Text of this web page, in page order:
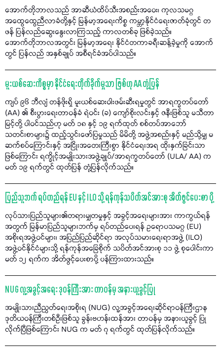
အောက်တိုဘာလသည် အာဆီယံထိပ်သီးအစည်းအဝေး၊ ကုလသမဂ္ဂ
အထွေထွေညီလာခံတို့နှင့် မြန်မာ့အရေးကိစ္စ ကမ္ဘာ့နိုင်ငံရေးဇာတ်ခုံတွင် တ
ဖန် ပြန်လည်ဆွေးနွေးလာကြသည့် ကာလတစ်ခု ဖြစ်ခဲ့သည်။
အောက်တိုဘာလအတွင်း မြန်မာ့အရေး နိုင်ငံတကာခရီးဆန့်ခဲ့မှုကို အောက်
တွင် ပြန်လည် အနှစ်ချုပ် အစီရင်ခံအပ်ပါသည်။
မူးယစ်ဆေးကိစ္စမှာ နိုင်ငံရေးတိုက်ခိုက်မှုသာ ဖြစ်ဟု AA တုံ့ပြန်
ကျပ် ၉၆ ဘီလျံ တန်ဖိုးရှိ မူးယစ်ဆေးဝါးဖမ်းဆီးရမှုတွင် အာရက္ခတပ်တော်
(AA) ၏ စီးပွားရေးတာဝန်ခံ ရဲဝင်း (ခ) ကျော်စိုးလင်းနှင့် ဇနီးဖြစ်သူ မသီတာ
မြင့်တို့ ပါဝင်သည်ဟု မတ် ၁၈ နှင့် ၁၉ ရက်ထုတ် စစ်တပ်အာဘော်
သတင်းစာများ၌ ထည့်သွင်းဖော်ပြမှုသည် မိမိတို့ အဖွဲ့အစည်းနှင့် မည်သို့မျှ မ
ဆက်စပ်ကြောင်းနှင့် အငြိုးအတေးကြီးစွာ နိုင်ငံရေးအရ ထိုးနှက်ခြင်းသာ
ဖြစ်ကြောင်း ရက္ခိုင့်အမျိုးသားအဖွဲ့ချုပ်/အာရက္ခတပ်တော် (ULA/ AA) က
မတ် ၁၉ ရက်တွင် ထုတ်ပြန် တုံ့ပြန်လိုက်သည်။
ပြည်သူဘက် ရပ်တည်ရန် EU နှင့် ILO သို့ ရန်ကုန်သပိတ်အင်အားစု အိတ်ဖွင်ပေးစာ ပို့
လုပ်သားပြည်သူများ၏တရားမျှတမှုနှင့် အခွင့်အရေးများအား ကာကွယ်ရန်
အတွက် မြန်မာပြည်သူများဘက်မှ ရပ်တည်ပေးရန် ဥရောပသမဂ္ဂ (EU)
အစိုးရအဖွဲ့ဝင်များ၊ အပြည်ပြည်ဆိုင်ရာ အလုပ်သမားရေးရာအဖွဲ့ (ILO)
အဖွဲ့ဝင်နိုင်ငံများသို့ ရန်ကုန်အခြေစိုက် သပိတ်အင်အားစု ၁၁ ဖွဲ့ စုပေါင်းကာ
မတ် ၁၂ ရက်က အိတ်ဖွင့်ပေးစာပို့ ပန်ကြားထားသည်။
NUG လူ့အခွင့်အရေး ဒုဝန်ကြီးအား တာဝန်မှ အနားယူခွင့်ပြု
အမျိုးသားညီညွတ်ရေးအစိုးရ (NUG) လူ့အခွင့်အရေးဆိုင်ရာဝန်ကြီးဌာန
ဒုတိယဝန်ကြီးတစ်ဦးဖြစ်သူ ခွန်းဗဟန်းထန်အား တာဝန်မှ အနားယူခွင့် ပြု
လိုက်ပြီဖြစ်ကြောင်း NUG က မတ် ၇ ရက်တွင် ထုတ်ပြန်လိုက်သည်။